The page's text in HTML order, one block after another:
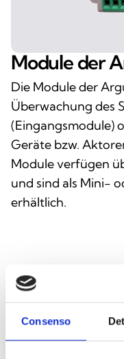
Consenso
Module der
Die Module der
Überwachung des
(Eingangsmodule)
Geräte bzw.
Module verfügen
und sind als Mini-
erhältlich.